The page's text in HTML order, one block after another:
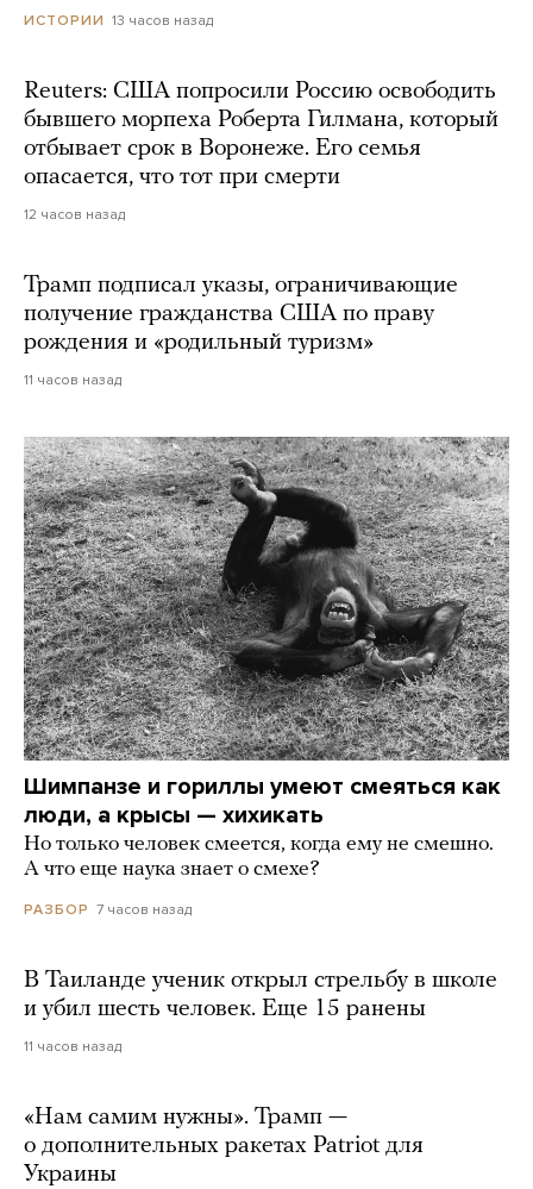
ИСТОРИИ 13 часов назад
Reuters: США попросили Россию освободить
бывшего морпеха Роберта Гилмана, который
отбывает срок в Воронеже. Его семья
опасается, что тот при смерти
12 часов назад
Трамп подписал указы, ограничивающие
получение гражданства США по праву
рождения и «родильный туризм»
11 часов назад
Шимпанзе и гориллы умеют смеяться как
люди, а крысы — хихикать
Но только человек смеется, когда ему не смешно.
А что еще наука знает о смехе?
РАЗБОР 7 часов назад
В Таиланде ученик открыл стрельбу в школе
и убил шесть человек. Еще 15 ранены
11 часов назад
«Нам самим нужны». Трамп —
о дополнительных ракетах Patriot для
Украины